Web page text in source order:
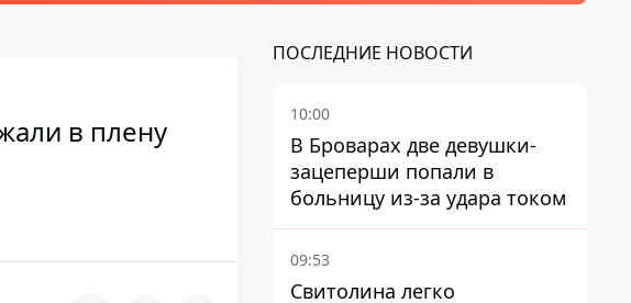
в плену
ПОСЛЕДНИЕ НОВОСТИ
10:00
В Броварах две девушки-
зацеперши попали в
больницу из-за удара током
09:53
Свитолина легко